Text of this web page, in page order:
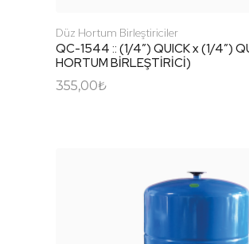
Düz Hortum Birleştiriciler
QC-1544 :: (1/4″) QUICK x (1/4″)
HORTUM BİRLEŞTİRİCİ)
355,00₺